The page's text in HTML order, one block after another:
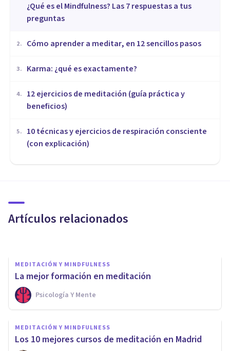
¿Qué es el Mindfulness? Las 7 respuestas a tus
preguntas
2. Cómo aprender a meditar, en 12 sencillos pasos
3. ​Karma: ¿qué es exactamente?
4.
12 ejercicios de meditación (guía práctica y
beneficios)
5.
10 técnicas y ejercicios de respiración consciente
(con explicación)
Artículos relacionados
Mindfulness en Gràcia:
Atención Plena
MEDITACIÓN Y MINDFULNESS
La mejor formación en meditación
Psicología Y Mente
MEDITACIÓN Y MINDFULNESS
Los 10 mejores cursos de meditación en Madrid
MEDITACIÓN Y MINDFULNESS
La mejor formación en
Mindfulness